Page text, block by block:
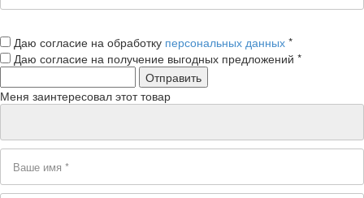
Даю согласие на обработку персональных данных *
Даю согласие на получение выгодных предложений *
Меня заинтересовал этот товар